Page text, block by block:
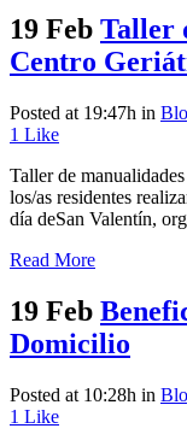
19 Feb Taller
Centro
Posted at 19:47h in
1 Like
Taller de
los/as residentes
día deSan Valentín,
Read More
19 Feb
Domicilio
Posted at 10:28h in
1 Like